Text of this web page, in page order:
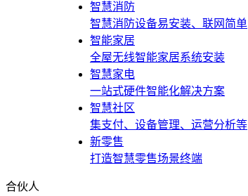
智慧消防
智慧消防设备易安装、联网简单
智能家居
全屋无线智能家居系统安装
智慧家电
一站式硬件智能化解决方案
智慧社区
集支付、设备管理、运营分析等
新零售
打造智慧零售场景终端
合伙人